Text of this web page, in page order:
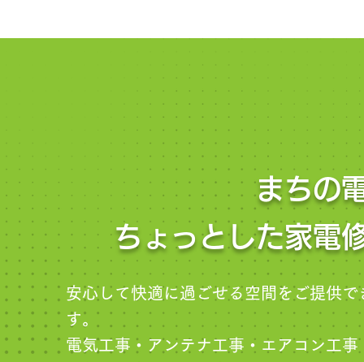
まちの
ちょっとした家電
安心して快適に過ごせる空間をご提供
す。
電気工事・アンテナ工事・エアコン工